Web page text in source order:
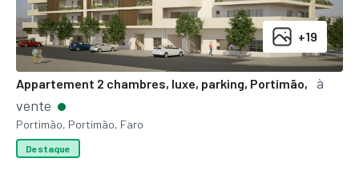
+19
Appartement 2 chambres, luxe, parking, Portimão,
à
vente
Portimão, Portimão, Faro
Destaque